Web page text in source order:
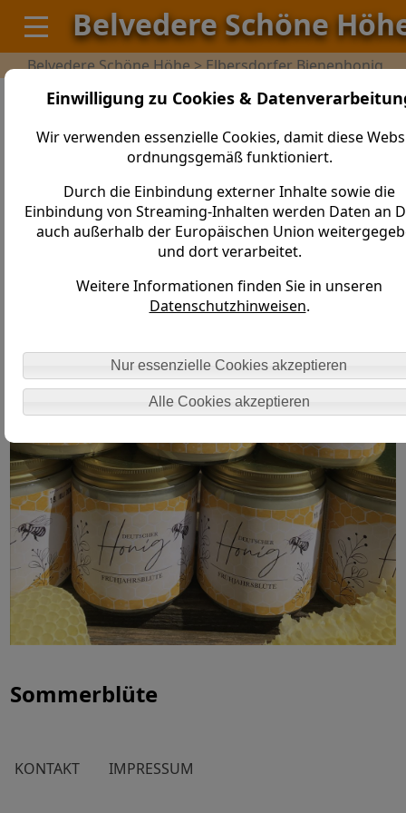
Einwilligung zu Cookies &
Wir verwenden essenzielle Cookies, damit diese
ordnungsgemäß funktioniert.
Durch die Einbindung externer Inhalte sowie die
Einbindung von Streaming-Inhalten werden Daten an
auch außerhalb der Europäischen Union
und dort verarbeitet.
Weitere Informationen finden Sie in unseren
Datenschutzhinweisen.
Nur essenzielle Cookies akzeptieren
Alle Cookies akzeptieren
Belvedere Schöne
Belvedere Schöne Höhe > Elbersdorfer Bienenhonig
Frühjahrsblüte
Sommerblüte
KONTAKT IMPRESSUM